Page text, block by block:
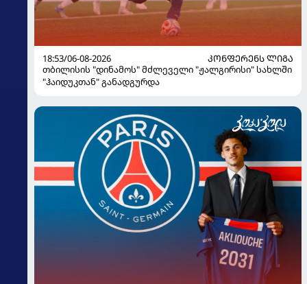
18:53/06-08-2026
ᲙᲝᲜᲤᲔᲠᲔᲜᲡ ᲚᲘᲒᲐ
თბილისის "დინამოს" მძლეველი "ჟალგირისი" სახლში
"ჰაიდუკთან" განადგურდა